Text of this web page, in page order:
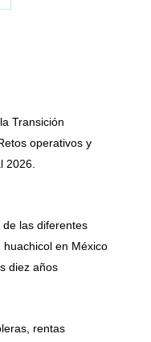
Transición
operativos y
2026.
de las diferentes
huachicol en México
diez años
rentas